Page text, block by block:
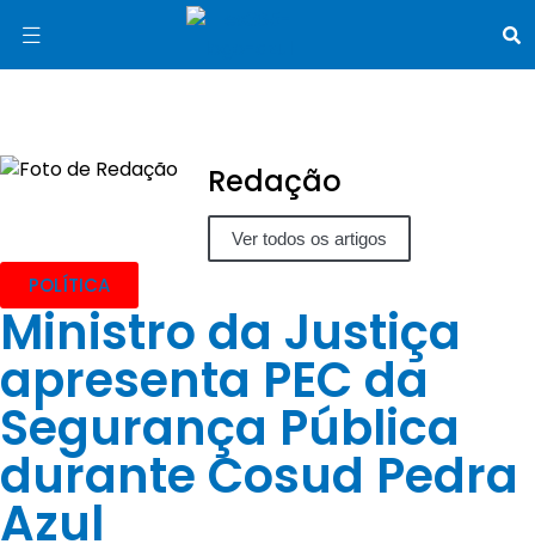
Redação
Ver todos os artigos
POLÍTICA
Ministro da Justiça
apresenta PEC da
Segurança Pública
durante Cosud Pedra
Azul